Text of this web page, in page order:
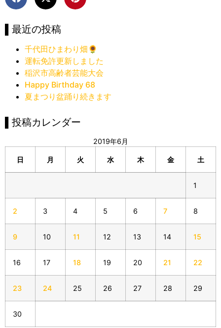
▌最近の投稿
千代田ひまわり畑🌻
運転免許更新しました
稲沢市高齢者芸能大会
Happy Birthday 68
夏まつり盆踊り続きます
▌投稿カレンダー
2019年6月
日 月 火 水 木 金 土
1
2 3 4 5 6 7 8
9 10 11 12 13 14 15
16 17 18 19 20 21 22
23 24 25 26 27 28 29
30